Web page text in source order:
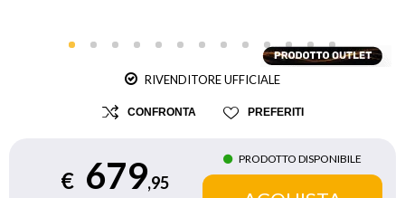
RIVENDITORE UFFICIALE
CONFRONTA PREFERITI
€ 679,95
PRODOTTO DISPONIBILE